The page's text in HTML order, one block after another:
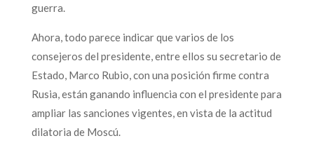
guerra.
Ahora, todo parece indicar que varios de los
consejeros del presidente, entre ellos su secretario de
Estado, Marco Rubio, con una posición firme contra
Rusia, están ganando influencia con el presidente para
ampliar las sanciones vigentes, en vista de la actitud
dilatoria de Moscú.